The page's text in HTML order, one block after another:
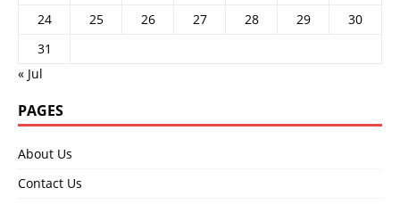
24
25 26 27 28 29
30
31
« Jul
PAGES
About Us
Contact Us